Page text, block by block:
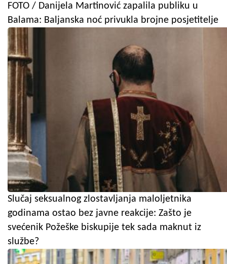
FOTO / Danijela Martinović zapalila publiku u
Balama: Baljanska noć privukla brojne posjetitelje
Slučaj seksualnog zlostavljanja maloljetnika
godinama ostao bez javne reakcije: Zašto je
svećenik Požeške biskupije tek sada maknut iz
službe?